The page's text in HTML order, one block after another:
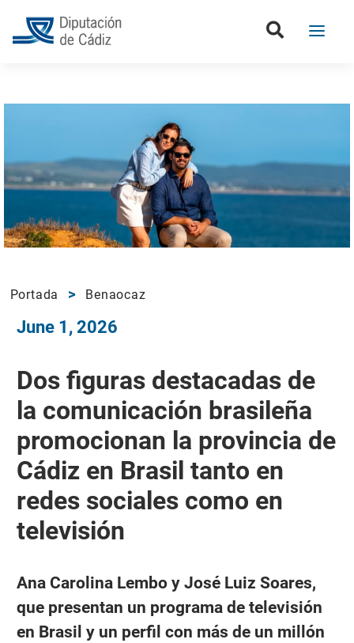
Portada Benaocaz
June 1, 2026
Dos figuras destacadas de
la comunicación brasileña
promocionan la provincia de
Cádiz en Brasil tanto en
redes sociales como en
televisión
Ana Carolina Lembo y José Luiz Soares,
que presentan un programa de televisión
en Brasil y un perfil con más de un millón